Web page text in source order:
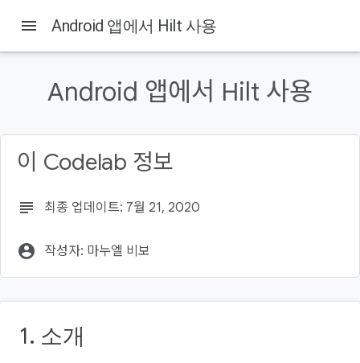
menu Android 앱에서 Hilt 사용
Android 앱에서 Hilt 사용
이 Codelab 정보
subject 최종 업데이트: 7월 21, 2020
account_circle 작성자: 마누엘 비보
1. 소개